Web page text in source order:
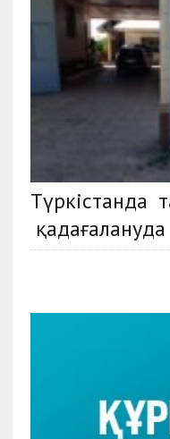
Түркістанда
қадағалануда